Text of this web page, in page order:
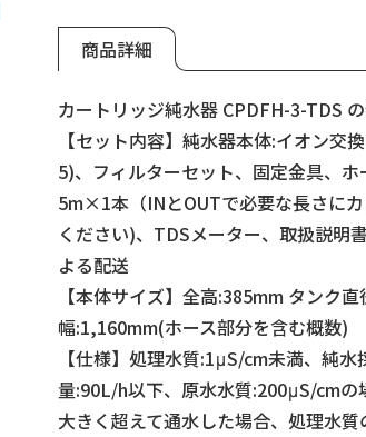
商品詳細
カートリッジ純水器 CPDFH-3-TDS
【セット内容】純水器本体:イオン交
5)、フィルターセット、固定金具、ホ
5m×1本（INとOUTで必要な長さに
ください)、TDSメーター、取扱説明
よる配送
【本体サイズ】全高:385mm タンク
幅:1,160mm(ホース部分を含む概数)
【仕様】処理水質:1μS/cm未満、純
量:90L/h以下、原水水質:200μS/cm
大きく超えて通水した場合、処理水